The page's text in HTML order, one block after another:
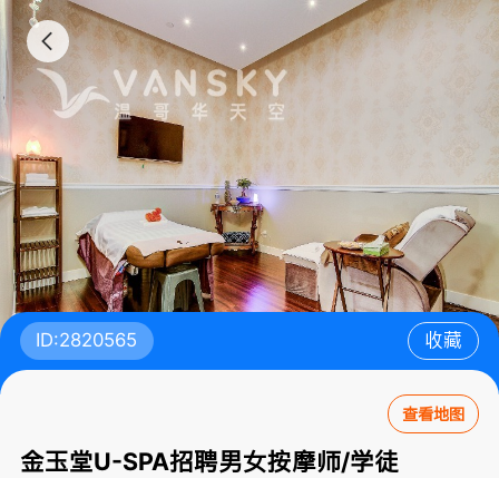
ID:2820565 收藏
查看地图
金玉堂U-SPA招聘男女按摩师/学徒